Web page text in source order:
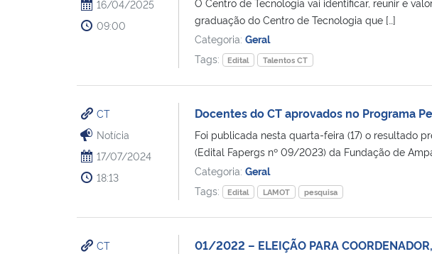
16/04/2025
09:00
graduação do Centro de Tecnologia que […]
Categoria: Geral
Tags:
Edital Talentos CT
CT
Notícia
17/07/2024
18:13
Docentes do CT aprovados no Programa
Foi publicada nesta quarta-feira (17) o resultado
(Edital Fapergs nº 09/2023) da Fundação de
Categoria: Geral
Tags:
Edital LAMOT pesquisa
CT
01/2022 – ELEIÇÃO PARA